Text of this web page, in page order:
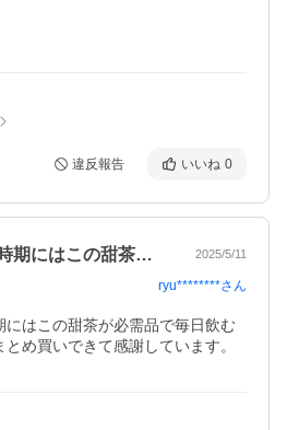
違反報告 いいね 0
家族全員、花粉症の時期にはこの甜茶が必… 2025/5/11
ryu********さん
はこの甜茶が必需品で毎日飲む
め買いできて感謝しています。